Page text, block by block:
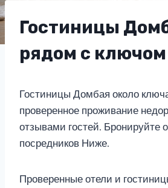
Гостиницы
рядом с
Гостиницы Домбая около
проверенное проживание
отзывами гостей. Бронируйте
посредников Ниже.
Проверенные отели и